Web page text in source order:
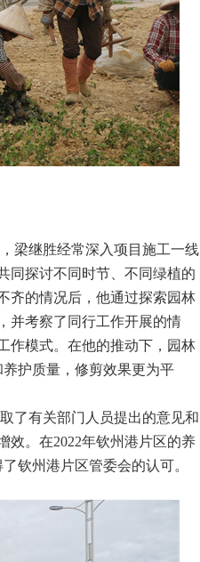
梁继胜经常深入项目施工一线
同探讨不同时节、不同绿植的
齐的情况后，他通过探索园林
并考察了同行工作开展的情
作模式。在他的推动下，园林
护质量，修剪效果更为平
了有关部门人员提出的意见和
效。在2022年钦州港片区的养
钦州港片区管委会的认可。